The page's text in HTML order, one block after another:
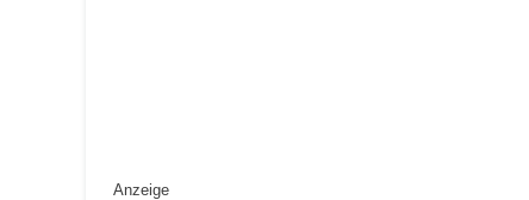
Anzeige